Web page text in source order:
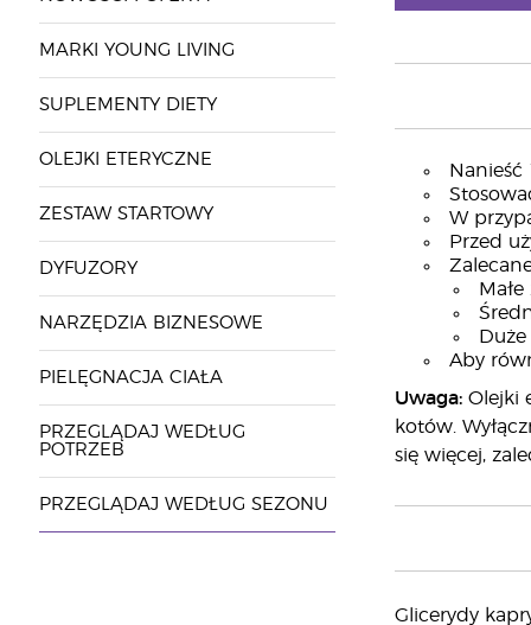
MARKI YOUNG LIVING
SUPLEMENTY DIETY
OLEJKI ETERYCZNE
ZESTAW STARTOWY
DYFUZORY
NARZĘDZIA BIZNESOWE
PIELĘGNACJA CIAŁA
PRZEGLĄDAJ WEDŁUG
POTRZEB
PRZEGLĄDAJ WEDŁUG SEZONU
W
Przed
Aby
Uwaga:Olejki
kotów.
się więcej,
Glicerydy